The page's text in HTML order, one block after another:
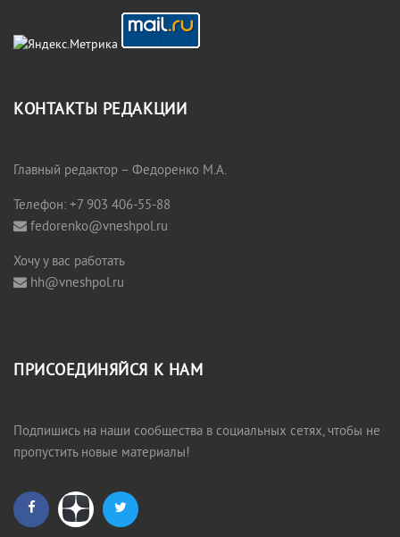
КОНТАКТЫ РЕДАКЦИИ
Главный редактор – Федоренко М.А.
Телефон: +7 903 406-55-88
fedorenko@vneshpol.ru
Хочу у вас работать
hh@vneshpol.ru
ПРИСОЕДИНЯЙСЯ К НАМ
Подпишись на наши сообщества в социальных сетях, чтобы не
пропустить новые материалы!